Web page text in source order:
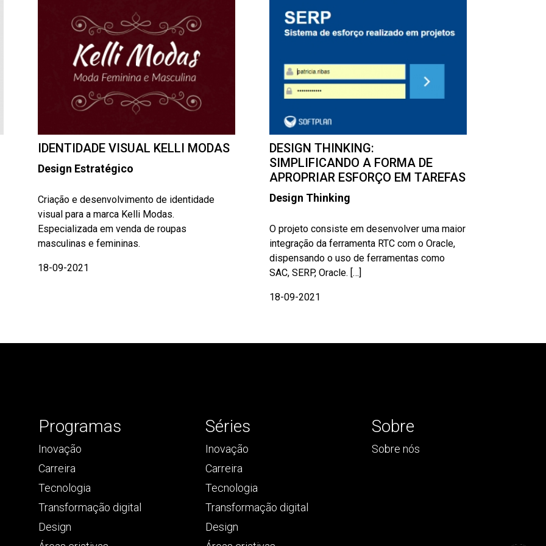
IDENTIDADE VISUAL KELLI MODAS
Design Estratégico
Criação e desenvolvimento de identidade
visual para a marca Kelli Modas.
Especializada em venda de roupas
masculinas e femininas.
18-09-2021
DESIGN THINKING:
SIMPLIFICANDO A FORMA DE
APROPRIAR ESFORÇO EM TAREFAS
Design Thinking
O projeto consiste em desenvolver uma maior
integração da ferramenta RTC com o Oracle,
dispensando o uso de ferramentas como
SAC, SERP, Oracle. […]
18-09-2021
Programas
Inovação
Carreira
Tecnologia
Transformação digital
Design
Séries
Inovação
Carreira
Tecnologia
Transformação digital
Design
Sobre
Sobre nós